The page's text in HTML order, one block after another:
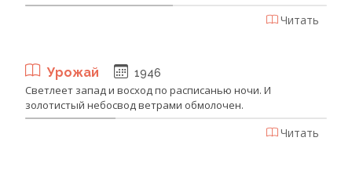
Читать
Урожай 1946
Светлеет запад и восход по расписанью ночи. И
золотистый небосвод ветрами обмолочен.
Читать